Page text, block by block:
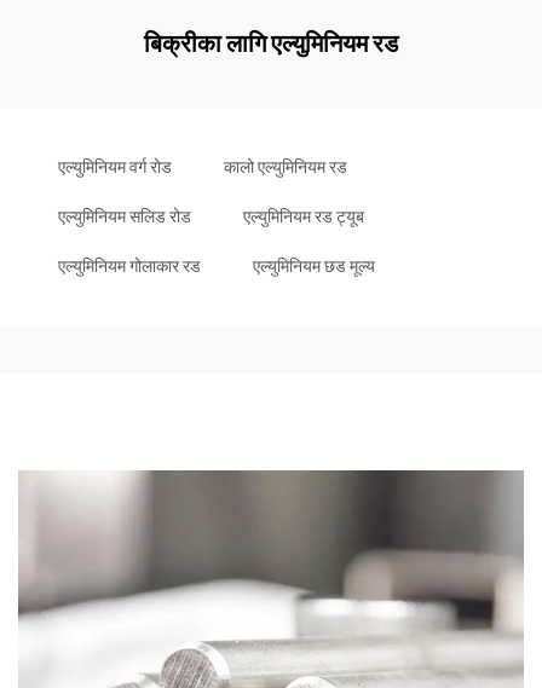
बिक्रीका लागि एल्युमिनियम रड
एल्युमिनियम वर्ग रोड कालो एल्युमिनियम रड
एल्युमिनियम सलिड रोड एल्युमिनियम रड ट्यूब
एल्युमिनियम गोलाकार रड एल्युमिनियम छड मूल्य